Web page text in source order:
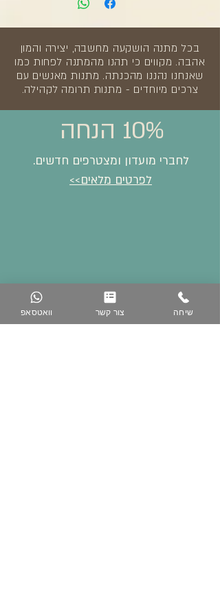
בכל מתנה הושקעה מחשבה, יצירה והמון
אהבה. מקווים כי תהנו מהמתנה לפחות כמו
שאנחנו נהננו מהכנתה. מתנות מאנשים עם
צרכים מיוחדים - מתנות תרומה לקהילה.
10% הנחה
לחברי מועדון ומצטרפים חדשים.
לפרטים מלאים>>
וואטסאפ צור קשר שיחה